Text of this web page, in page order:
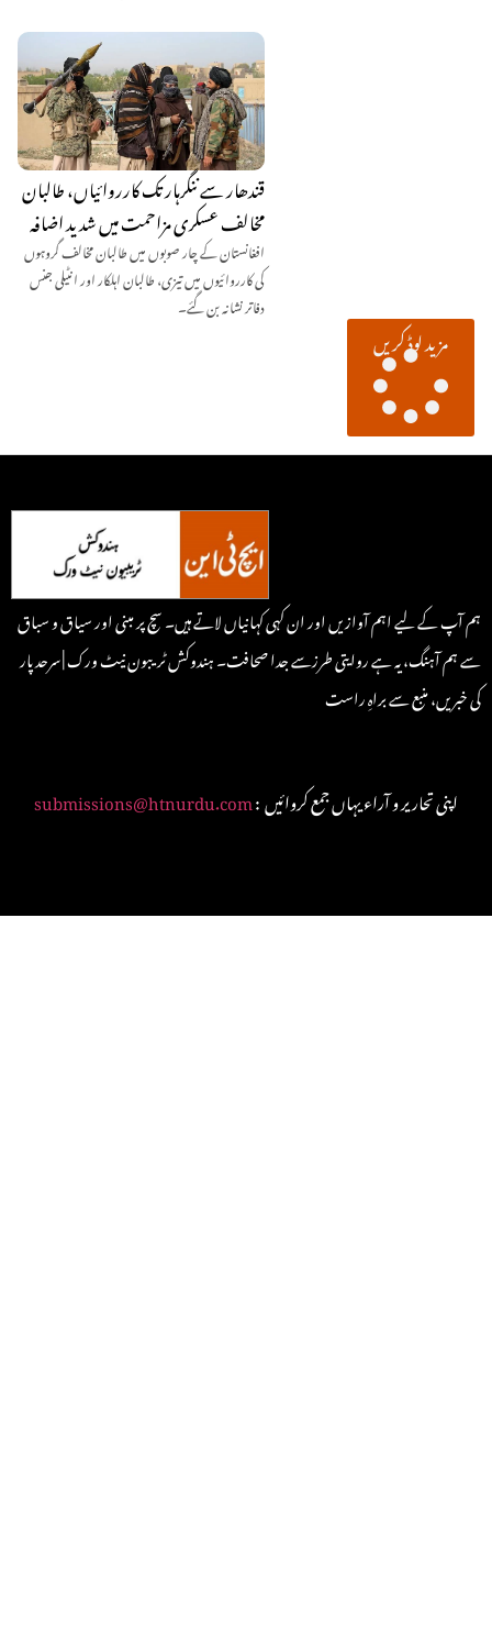
قندھار سے ننگرہار تک کارروائیاں، طالبان
مخالف عسکری مزاحمت میں شدید اضافہ
افغانستان کے چار صوبوں میں طالبان مخالف گروہوں
کی کارروائیوں میں تیزی، طالبان اہلکار اور انٹیلی جنس
دفاتر نشانہ بن گئے۔
مزید لوڈ کریں
ہم آپ کے لیے اہم آوازیں اور ان کہی کہانیاں لاتے ہیں۔ سچ پر مبنی اور سیاق و سباق
سے ہم آہنگ، یہ ہے روایتی طرزسے جدا صحافت۔ ہندوکش ٹریبون نیٹ ورک | سرحد پار
کی خبریں، منبع سے براہِ راست
submissions@htnurdu.com : اپنی تحاریر و آراء یہاں جمع کروائیں